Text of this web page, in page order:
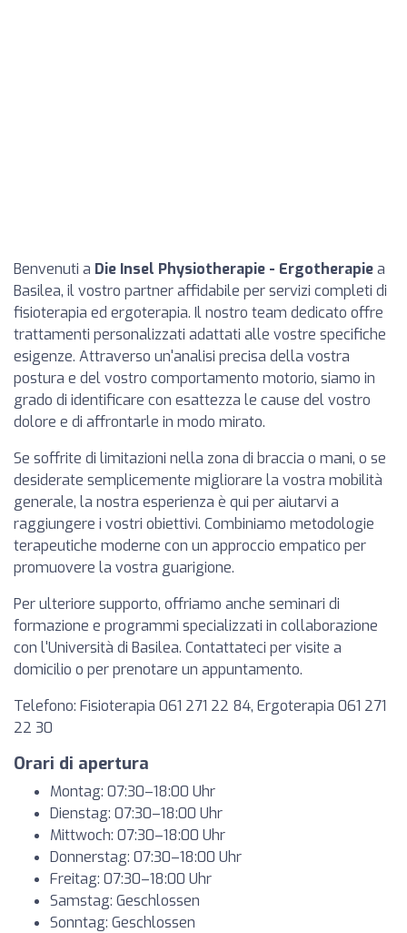
Benvenuti a Die Insel Physiotherapie - Ergotherapiea
Basilea, il vostro partner affidabile per servizi completi di
fisioterapia ed ergoterapia. Il nostro team dedicato offre
trattamenti personalizzati adattati alle vostre specifiche
esigenze. Attraverso un'analisi precisa della vostra
postura e del vostro comportamento motorio, siamo in
grado di identificare con esattezza le cause del vostro
dolore e di affrontarle in modo mirato.
Se soffrite di limitazioni nella zona di braccia o mani, o se
desiderate semplicemente migliorare la vostra mobilità
generale, la nostra esperienza è qui per aiutarvi a
raggiungere i vostri obiettivi. Combiniamo metodologie
terapeutiche moderne con un approccio empatico per
promuovere la vostra guarigione.
Per ulteriore supporto, offriamo anche seminari di
formazione e programmi specializzati in collaborazione
con l'Università di Basilea. Contattateci per visite a
domicilio o per prenotare un appuntamento.
Telefono: Fisioterapia 061 271 22 84, Ergoterapia 061 271
22 30
Orari di apertura
Montag: 07:30–18:00 Uhr
Dienstag: 07:30–18:00 Uhr
Mittwoch: 07:30–18:00 Uhr
Donnerstag: 07:30–18:00 Uhr
Freitag: 07:30–18:00 Uhr
Samstag: Geschlossen
Sonntag: Geschlossen